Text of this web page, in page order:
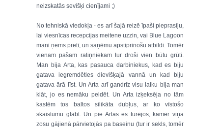
neizskatās sevišķi cienījami ;)
No tehniskā viedokļa - es arī šajā reizē īpaši pieprasīju,
lai viesnīcas recepcijas meitene uzzin, vai Blue Lagoon
mani ņems pretī, un saņēmu apstiprinošu atbildi. Tomēr
vienam pašam ratiņniekam tur droši vien būtu grūti.
Man bija Arta, kas pasauca darbiniekus, kad es biju
gatava iegremdēties dievišķajā vannā un kad biju
gatava ārā līst. Un Arta arī gandrīz visu laiku bija man
klāt, jo es nemāku peldēt. Un Arta izķeksēja no tām
kastēm tos baltos silikāta dubļus, ar ko vīstošo
skaistumu glābt. Un pie Artas es turējos, kamēr viņa
zosu gājienā pārvietojās pa baseinu (tur ir sekls, tomēr